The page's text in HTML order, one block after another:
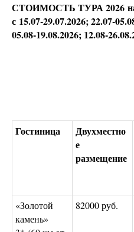
СТОИМОСТЬ ТУРА 2026 на
с 15.07-29.07.2026; 22.07-
05.08-19.08.2026; 12.08-
Гостиница
Двухместно
е
размещение
«Золотой
камень»
82000 руб.